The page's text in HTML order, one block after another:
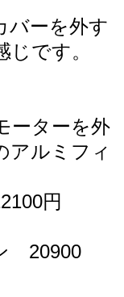
バーを外す
じです。
ーターを外
アルミフィ
円
20900